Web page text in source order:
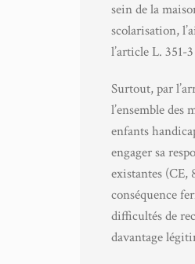
sein de la
scolarisation,
l’article L. 351-
Surtout, par
l’ensemble
enfants
engager sa
existantes (CE,
conséquence
difficultés de
davantage